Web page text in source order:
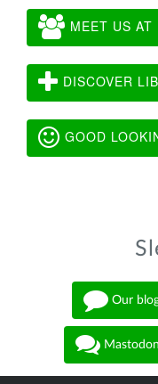
MEET US AT
DISCOVER
GOOD
Our